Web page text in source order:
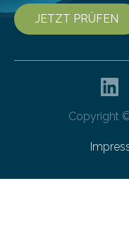
JETZT PRÜFEN
Copyright